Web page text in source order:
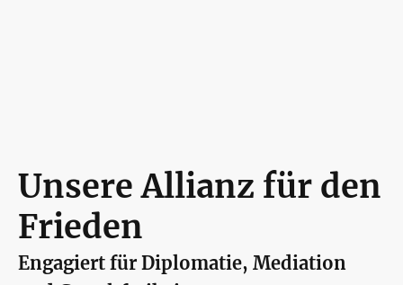
Unsere Allianz für den
Frieden
Engagiert für Diplomatie, Mediation